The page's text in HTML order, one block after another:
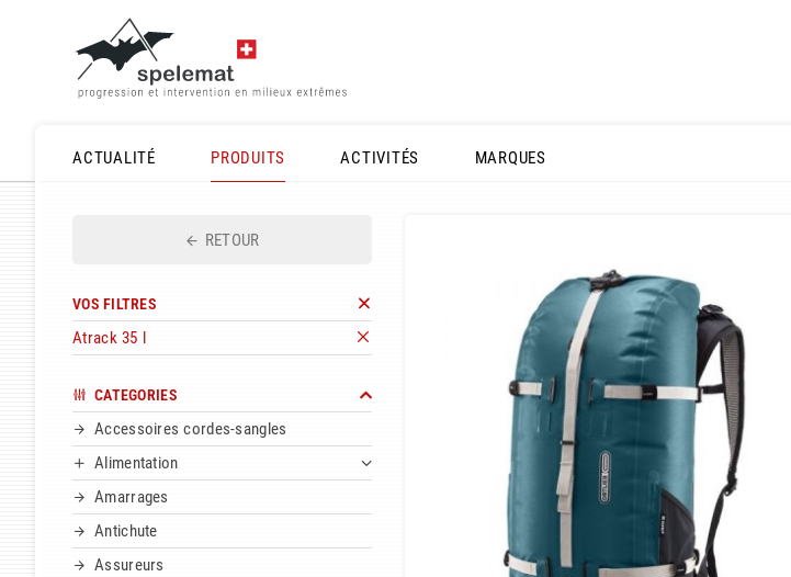
ACTUALITÉ
PRODUITS ACTIVITÉS MARQUES
RETOUR
VOS FILTRES
Atrack 35 l
CATEGORIES
Accessoires cordes-sangles
Alimentation
Amarrages
Antichute
Assureurs